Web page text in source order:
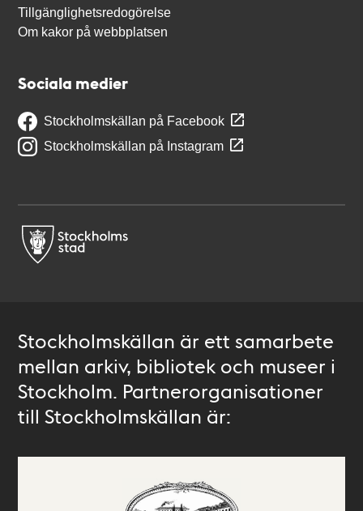
Tillgänglighetsredogörelse
Om kakor på webbplatsen
Sociala medier
Stockholmskällan på Facebook
Stockholmskällan på Instagram
Stockholmskällan är ett samarbete
mellan arkiv, bibliotek och museer i
Stockholm. Partnerorganisationer
till Stockholmskällan är: